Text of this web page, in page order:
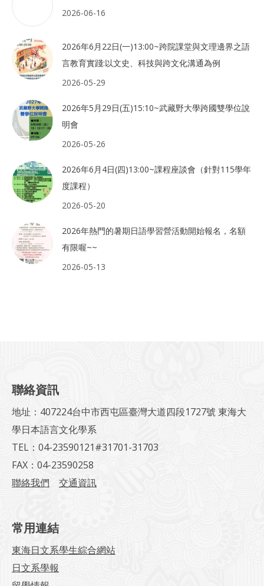
2026-06-16
2026年6月22日(一)13:00~跨院課堂與文理邊界之語
言教育實踐:以文史、科技與跨文化溝通為例
2026-05-29
2026年5月29日(五)15:10~武藏野大學跨國雙學位說
明會
2026-05-26
2026年6月4日(四)13:00~課程座談會（針對115學年
度課程）
2026-05-20
2026年熱門的暑期日語學習營活動開始報名，名額
有限喔~~
2026-05-13
聯絡資訊
地址：407224台中市西屯區臺灣大道四段1727號 東海大
學日本語言文化學系
TEL：04-23590121#31701-31703
FAX：04-23590258
聯絡我們
交通資訊
常用連結
東海日文系學生綜合網站
日文系學報